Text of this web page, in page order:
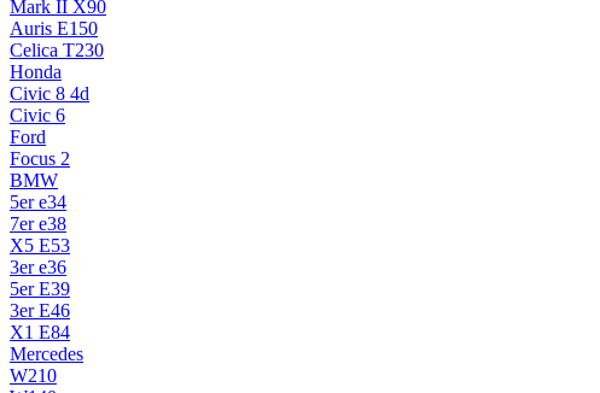
Mark II X90
Auris E150
Celica T230
Honda
Civic 8 4d
Civic 6
Ford
Focus 2
BMW
5er e34
7er e38
X5 E53
3er e36
5er E39
3er E46
X1 E84
Mercedes
W210